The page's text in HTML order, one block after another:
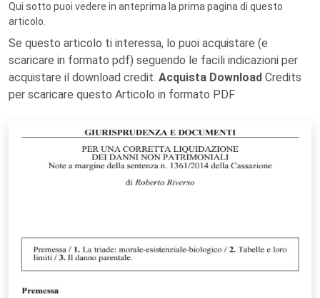
Qui sotto puoi vedere in anteprima la prima pagina di questo
articolo.
Se questo articolo ti interessa, lo puoi acquistare (e
scaricare in formato pdf) seguendo le facili indicazioni per
acquistare il download credit. Acquista Download Credits
per scaricare questo Articolo in formato PDF